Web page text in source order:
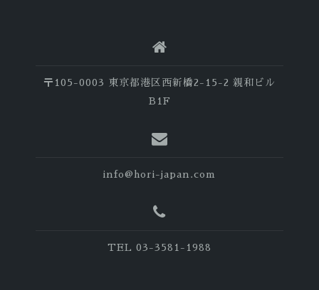
〒105-0003 東京都港区西新橋2-15-2 親和ビル
B1F
info@hori-japan.com
TEL 03-3581-1988